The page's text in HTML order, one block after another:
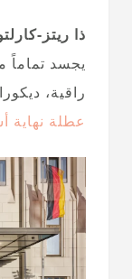
ذا ريتز-
يجسد تماماً
راقية،
عطلة نهاية